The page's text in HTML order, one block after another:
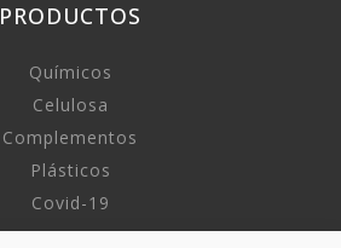
PRODUCTOS
Químicos
Celulosa
Complementos
Plásticos
Covid-19